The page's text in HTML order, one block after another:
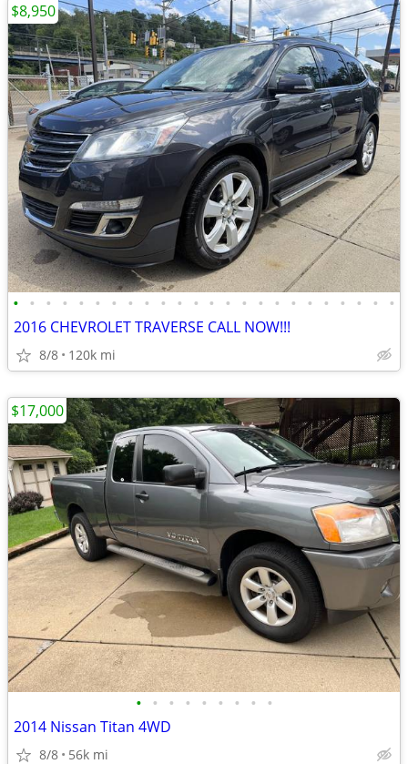
• • • • • • • • • • • • • • • • • • • • • • • •
2016 CHEVROLET TRAVERSE CALL NOW!!!
8/8 120k mi
$8,950
• • • • • • • • •
2014 Nissan Titan 4WD
8/8 56k mi
$17,000